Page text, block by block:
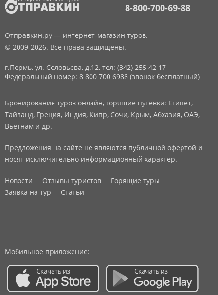
8-800-700-69-88
Отправкин.ру — интернет-магазин туров.
© 2009-2026. Все права защищены.
г.Пермь, ул. Соловьева, д.12, тел: (342) 255 42 17
Федеральный номер: 8 800 700 6988 (звонок бесплатный)
Бронирование туров онлайн, горящие путевки: Египет,
Тайланд, Греция, Индия, Кипр, Сочи, Крым, Абхазия, ОАЭ,
Вьетнам и др.
Предложения на сайте не являются публичной офертой и
носят исключительно информационный характер.
Новости Отзывы туристов
Горящие туры
Заявка на тур
Статьи
Мобильное приложение: